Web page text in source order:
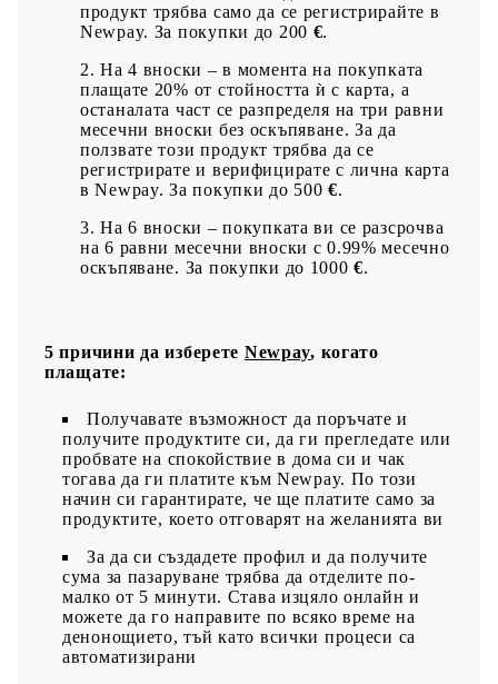
продукт трябва само да се регистрирайте в
Newpay. За покупки до 200 €.
На 4 вноски – в момента на покупката
плащате 20% от стойността ѝ с карта, а
останалата част се разпределя на три равни
месечни вноски без оскъпяване. За да
ползвате този продукт трябва да се
регистрирате и верифицирате с лична карта
в Newpay. За покупки до 500€.
На 6 вноски – покупката ви се разсрочва
на 6 равни месечни вноски с 0.99% месечно
оскъпяване. За покупки до 1000€.
5 причини да изберете Newpay, когато
плащате:
Получавате възможност да поръчате и
получите продуктите си, да ги прегледате или
пробвате на спокойствие в дома си и чак
тогава да ги платите към Newpay. По този
начин си гарантирате, че ще платите само за
продуктите, което отговарят на желанията ви
За да си създадете профил и да получите
сума за пазаруване трябва да отделите по-
малко от 5 минути. Става изцяло онлайн и
можете да го направите по всяко време на
денонощието, тъй като всички процеси са
автоматизирани